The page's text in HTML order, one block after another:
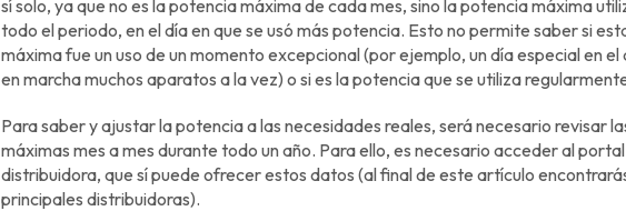
sí solo, ya que no es la potencia máxima de cada mes, sino la potencia máxima
todo el periodo, en el día en que se usó más potencia. Esto no permite saber si
máxima fue un uso de un momento excepcional (por ejemplo, un día especial en el
en marcha muchos aparatos a la vez) o si es la potencia que se utiliza
Para saber y ajustar la potencia a las necesidades reales, será necesario revisar
máximas mes a mes durante todo un año. Para ello, es necesario acceder al
distribuidora, que sí puede ofrecer estos datos (al final de este artículo
principales distribuidoras).